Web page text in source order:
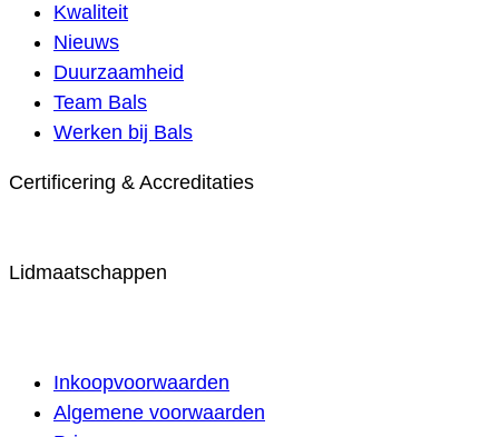
Kwaliteit
Nieuws
Duurzaamheid
Team Bals
Werken bij Bals
Certificering & Accreditaties
Lidmaatschappen
Inkoopvoorwaarden
Algemene voorwaarden